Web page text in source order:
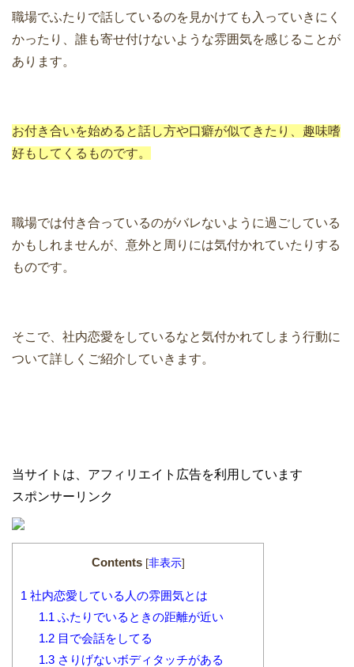
職場でふたりで話しているのを見かけても入っていきにく
かったり、誰も寄せ付けないような雰囲気を感じることが
あります。
お付き合いを始めると話し方や口癖が似てきたり、趣味嗜
好もしてくるものです。
職場では付き合っているのがバレないように過ごしている
かもしれませんが、意外と周りには気付かれていたりする
ものです。
そこで、社内恋愛をしているなと気付かれてしまう行動に
ついて詳しくご紹介していきます。
当サイトは、アフィリエイト広告を利用しています
スポンサーリンク
Contents [非表示]
1 社内恋愛している人の雰囲気とは
1.1 ふたりでいるときの距離が近い
1.2目で会話をしてる
1.3さりげないボディタッチがある